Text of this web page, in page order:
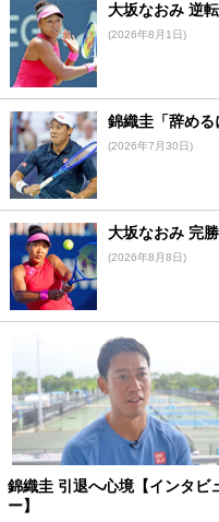
大坂なおみ 逆
(2026年8月1日)
錦織圭「辞める
(2026年7月30日)
大坂なおみ 完
(2026年8月8日)
錦織圭 引退へ心境【インタビ
ー】